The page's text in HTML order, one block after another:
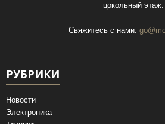
цокольный этаж.
Свяжитесь с нами:
РУБРИКИ
Новости
Электроника